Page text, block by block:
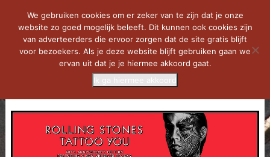
We gebruiken cookies om er zeker van te zijn dat je onze
website zo goed mogelijk beleeft. Dit kunnen ook cookies zijn
van adverteerders die ervoor zorgen dat de site gratis blijft
voor bezoekers. Als je deze website blijft gebruiken gaan we
ervan uit dat je je hiermee akkoord gaat.
Ik ga hiermee akkoord